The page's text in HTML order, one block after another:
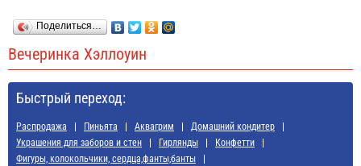
Поделиться…
Вечеринка Хэллоуин
Быстрый переход:
Распродажа Пиньята Аквагрим
Домашний кондитер
Украшения для заборов и стен
Гирлянды
Конфетти
Фигуры, колокольчики, сердца,фанты,банты